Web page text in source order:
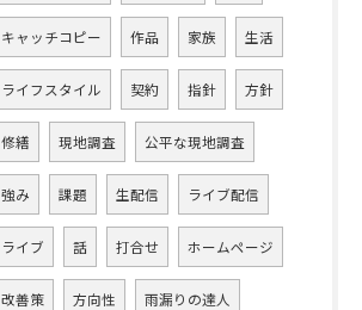
キャッチコピー 作品 家族 生活
ライフスタイル 契約 指針 方針
修繕 現地調査 公平な現地調査
強み 課題 生配信 ライブ配信
ライブ 話 打合せ ホームページ
改善策 方向性 雨漏りの達人